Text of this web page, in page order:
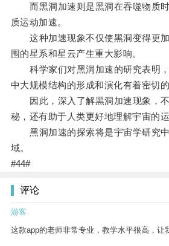
而黑洞加速则是黑洞在吞噬物质时
质运动加速。
这种加速现象不仅使黑洞变得更加
围的星系和星云产生重大影响。
科学家们对黑洞加速的研究表明，
中大规模结构的形成和演化有着密切的
因此，深入了解黑洞加速现象，不
秘，还有助于人类更好地理解宇宙的运
黑洞加速的探索将是宇宙学研究中
域。
#44#
评论
游客
这款app的老师非常专业，教学水平很高，让